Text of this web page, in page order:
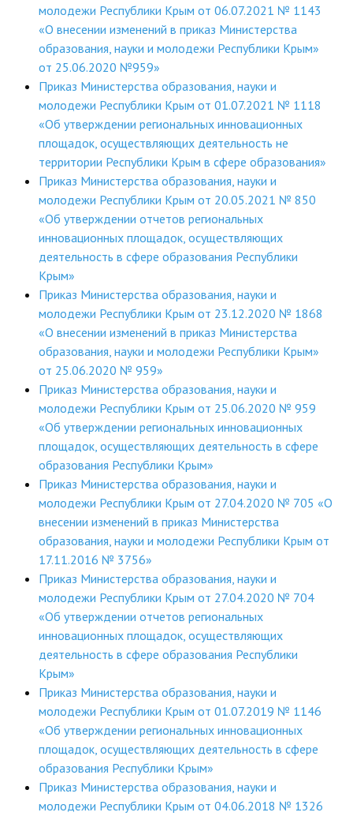
молодежи Республики Крым от 06.07.2021 № 1143
«О внесении изменений в приказ Министерства
образования, науки и молодежи Республики Крым»
от 25.06.2020 №959»
Приказ Министерства образования, науки и
молодежи Республики Крым от 01.07.2021 № 1118
«Об утверждении региональных инновационных
площадок, осуществляющих деятельность не
территории Республики Крым в сфере образования»
Приказ Министерства образования, науки и
молодежи Республики Крым от 20.05.2021 № 850
«Об утверждении отчетов региональных
инновационных площадок, осуществляющих
деятельность в сфере образования Республики
Крым»
Приказ Министерства образования, науки и
молодежи Республики Крым от 23.12.2020 № 1868
«О внесении изменений в приказ Министерства
образования, науки и молодежи Республики Крым»
от 25.06.2020 № 959»
Приказ Министерства образования, науки и
молодежи Республики Крым от 25.06.2020 № 959
«Об утверждении региональных инновационных
площадок, осуществляющих деятельность в сфере
образования Республики Крым»
Приказ Министерства образования, науки и
молодежи Республики Крым от 27.04.2020 № 705 «О
внесении изменений в приказ Министерства
образования, науки и молодежи Республики Крым от
17.11.2016 № 3756»
Приказ Министерства образования, науки и
молодежи Республики Крым от 27.04.2020 № 704
«Об утверждении отчетов региональных
инновационных площадок, осуществляющих
деятельность в сфере образования Республики
Крым»
Приказ Министерства образования, науки и
молодежи Республики Крым от 01.07.2019 № 1146
«Об утверждении региональных инновационных
площадок, осуществляющих деятельность в сфере
образования Республики Крым»
Приказ Министерства образования, науки и
молодежи Республики Крым от 04.06.2018 № 1326